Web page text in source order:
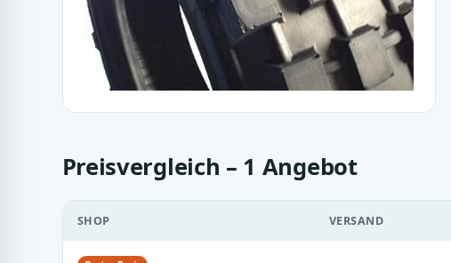
Preisvergleich – 1 Angebot
SHOP VERSAND